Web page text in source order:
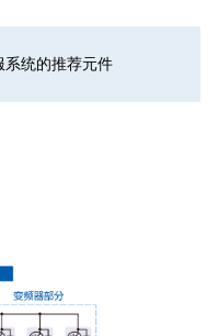
系统的推荐元件